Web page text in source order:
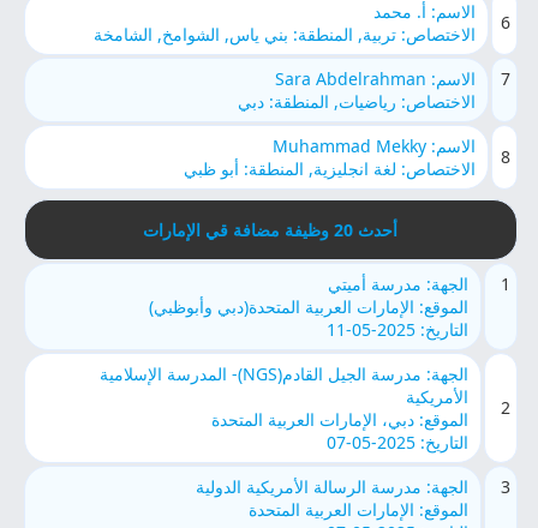
6
الاسم: أ. محمد
الاختصاص: تربية, المنطقة: بني ياس, الشوامخ, الشامخة
7
الاسم: Sara Abdelrahman
الاختصاص: رياضيات, المنطقة: دبي
8
الاسم: Muhammad Mekky
الاختصاص: لغة انجليزية, المنطقة: أبو ظبي
أحدث 20 وظيفة مضافة قي الإمارات
1
الجهة: مدرسة أميتي
الموقع: الإمارات العربية المتحدة(دبي وأبوظبي)
التاريخ: 2025-05-11
2
الجهة: مدرسة الجيل القادم(NGS)- المدرسة الإسلامية
الأمريكية
الموقع: دبي، الإمارات العربية المتحدة
التاريخ: 2025-05-07
3
الجهة: مدرسة الرسالة الأمريكية الدولية
الموقع: الإمارات العربية المتحدة